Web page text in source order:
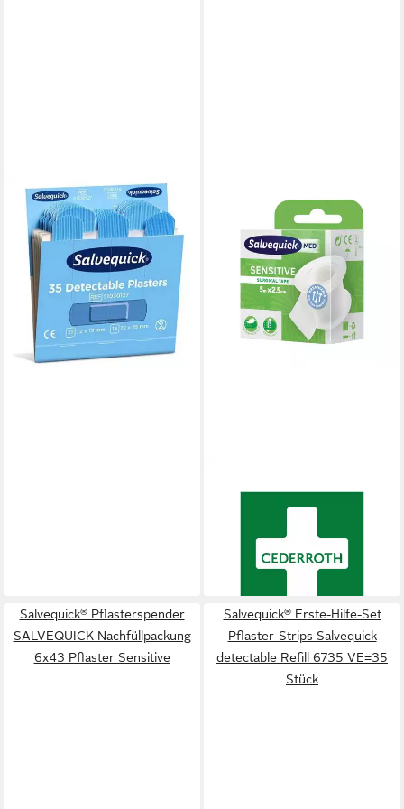
SALVEQUICK®
Erste-Hilfe-Set Pflaster-Strips
Nachfüllpackung - 6x 35
Stück blau.
98,40 €
lieferbar - in 9-11 Werktagen bei
Pflasterspender
lieferbar - in 4-5 Werktagen bei dir
Salvequick® Pflasterspender
SALVEQUICK Nachfüllpackung
6x43 Pflaster Sensitive
Salvequick® Erste-Hilfe-Set
Pflaster-Strips Salvequick
detectable Refill 6735 VE=35
Stück